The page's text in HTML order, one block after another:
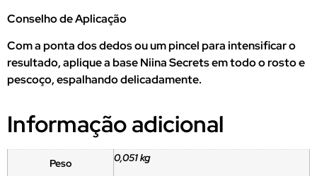
Conselho de Aplicação
Com a ponta dos dedos ou um pincel para intensificar o
resultado, aplique a base Niina Secrets em todo o rosto e
pescoço, espalhando delicadamente.
Informação adicional
Peso 0,051 kg